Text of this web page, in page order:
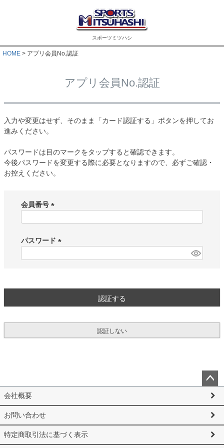
スポーツミツハシ
HOME アプリ会員No.認証
アプリ会員No.認証
入力や変更はせず、そのまま「カード認証する」ボタンを押してお
進みください。
パスワードは目のマークをタップすると確認できます。
今後パスワードを変更する際に必要となりますので、必ずご確認・
お控えください。
会員番号
須
)
パスワード
認証する
認証しない
ペー
ップ
へ
会社概要
お問い合わせ
特定商取引法に基づく表示